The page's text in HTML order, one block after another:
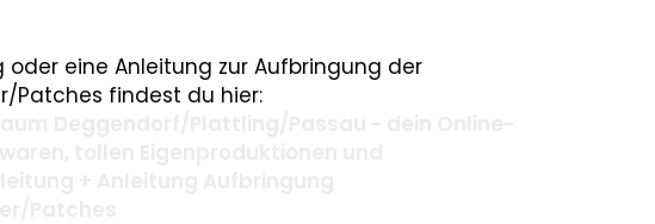
oder eine Anleitung zur Aufbringung der
Patches findest du hier: